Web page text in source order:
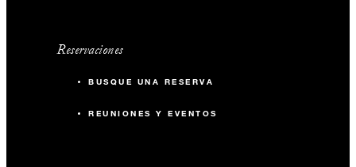
Reservaciones
BUSQUE UNA RESERVA
REUNIONES Y EVENTOS